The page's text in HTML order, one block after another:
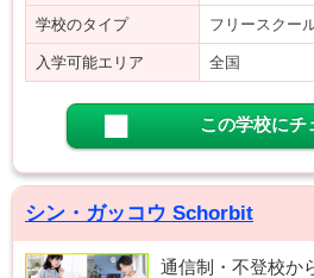
学校のタイプ フリースクー
入学可能エリア 全国
この学校にチ
シン・ガッコウ Schorbit
通信制・不登校